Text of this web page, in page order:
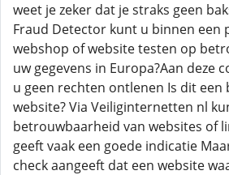
weet je zeker dat je straks geen
Fraud Detector kunt u binnen een
webshop of website testen op
uw gegevens in Europa?Aan deze
u geen rechten ontlenen Is dit
website? Via Veiliginternetten nl
betrouwbaarheid van websites of
geeft vaak een goede indicatie
check aangeeft dat een website